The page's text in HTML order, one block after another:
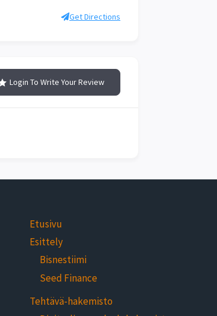
Get Directions
Login To Write Your Review
Etusivu
Esittely
Bisnestiimi
Seed Finance
Tehtävä-hakemisto